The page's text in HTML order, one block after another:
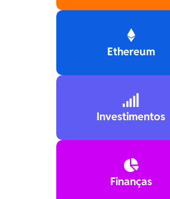

Ethereum

Investimentos

Finanças